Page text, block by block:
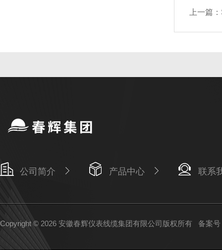
上一篇：
公司简介 产品中心 联系
Copyright © 2026 安徽春辉仪表线缆集团有限公司版权所有 备案号